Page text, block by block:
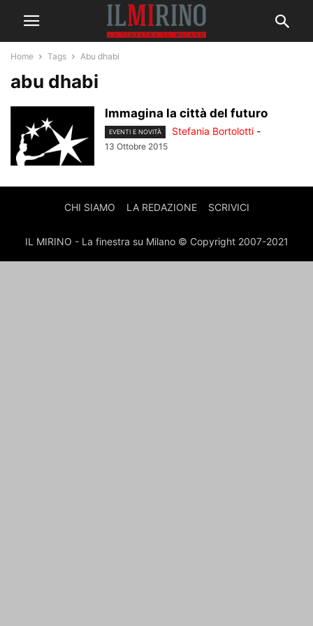
Home Tags Abu dhabi
abu dhabi
Immagina la città del futuro
EVENTI E NOVITÀ Stefania Bortolotti -
13 Ottobre 2015
CHI SIAMO LA REDAZIONE SCRIVICI
IL MIRINO - La finestra su Milano © Copyright 2007-2021